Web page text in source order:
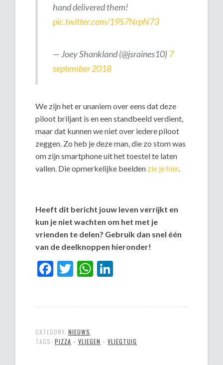
hand delivered them!
pic.twitter.com/19S7NrpN73
— Joey Shankland (@jsraines10) 7
september 2018
We zijn het er unaniem over eens dat deze
piloot briljant is en een standbeeld verdient,
maar dat kunnen we niet over iedere piloot
zeggen. Zo heb je deze man, die zo stom was
om zijn smartphone uit het toestel te laten
vallen. Die opmerkelijke beelden zie je hier.
Heeft dit bericht jouw leven verrijkt en
kun je niet wachten om het met je
vrienden te delen? Gebruik dan snel één
van de deelknoppen hieronder!
Facebook
TwitterWhatsApp
CATEGORY:NIEUWS
TAGS:PIZZA •VLIEGEN •VLIEGTUIG